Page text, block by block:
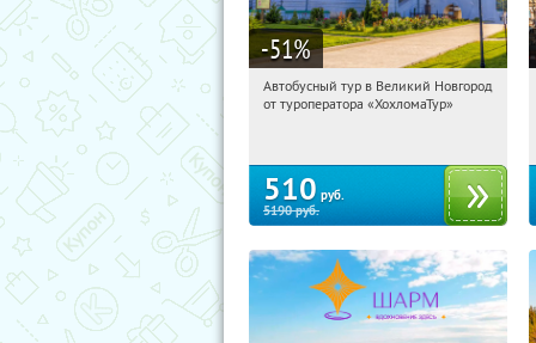
-51%
12:36:11 Купили:2
Автобусный тур в Великий Новгород
от туроператора «ХохломаТур»
510 руб.
5190руб.